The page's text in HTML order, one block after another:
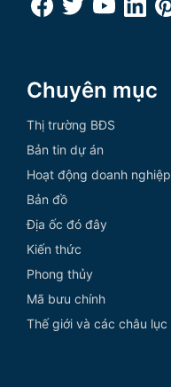
Chuyên mục
Thị trường BĐS
Bản tin dự án
Hoạt động doanh nghiệp
Bản đồ
Địa ốc đó đây
Kiến thức
Phong thủy
Mã bưu chính
Thế giới và các châu lục